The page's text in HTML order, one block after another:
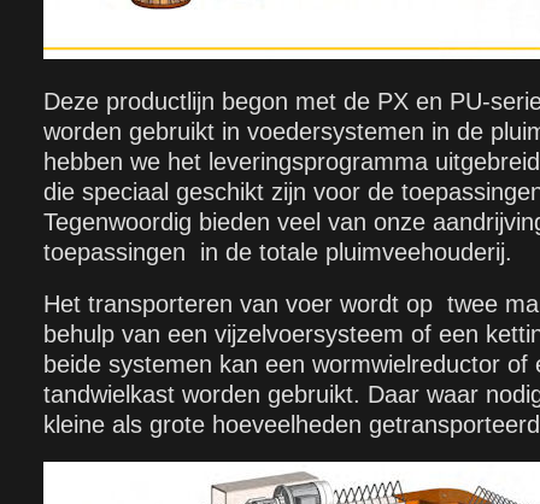
Deze productlijn begon met de PX en PU-
worden gebruikt in voedersystemen in de
hebben we het leveringsprogramma
die speciaal geschikt zijn voor de
Tegenwoordig bieden veel van onze
toepassingen in de totale pluimveehouderij.
Het transporteren van voer wordt op twee
behulp van een vijzelvoersysteem of een
beide systemen kan een wormwielreductor of
tandwielkast worden gebruikt. Daar waar
kleine als grote hoeveelheden